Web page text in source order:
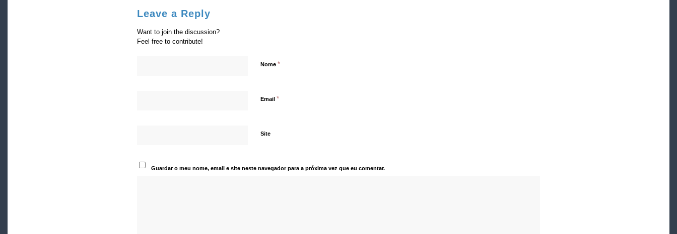
Leave a Reply
Want to join the discussion?
Feel free to contribute!
Nome *
Email *
Site
Guardar o meu nome, email e site neste navegador para a próxima vez que eu comentar.